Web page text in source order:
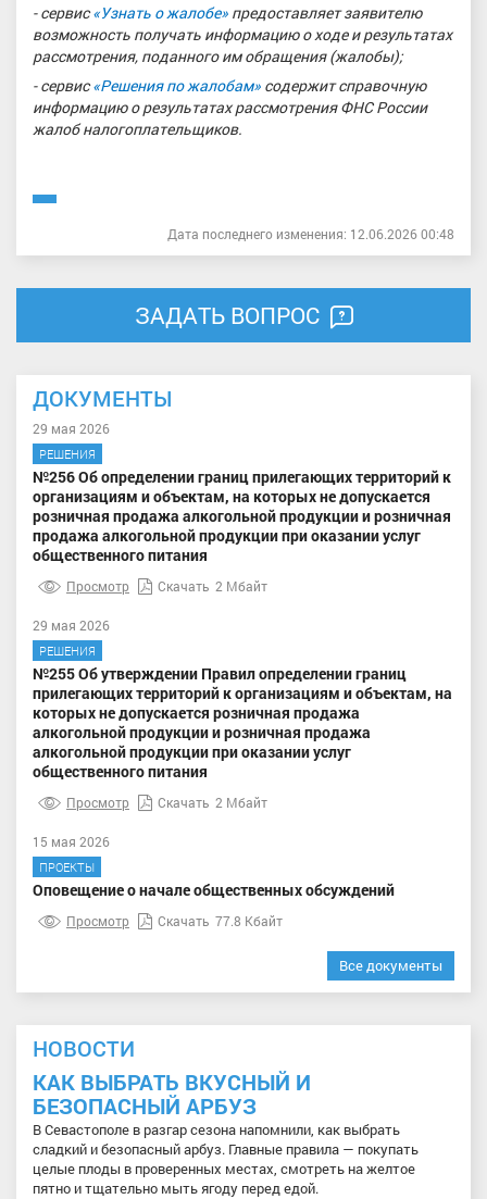
- сервис«Узнать о жалобе» предоставляет заявителю
возможность получать информацию о ходе и результатах
рассмотрения, поданного им обращения (жалобы);
- сервис«Решения по жалобам» содержит справочную
информацию о результатах рассмотрения ФНС России
жалоб налогоплательщиков.
Дата последнего изменения: 12.06.2026 00:48
ЗАДАТЬ ВОПРОС
ДОКУМЕНТЫ
29 мая 2026
РЕШЕНИЯ
№256 Об определении границ прилегающих территорий к
организациям и объектам, на которых не допускается
розничная продажа алкогольной продукции и розничная
продажа алкогольной продукции при оказании услуг
общественного питания
Просмотр Скачать 2 Мбайт
29 мая 2026
РЕШЕНИЯ
№255 Об утверждении Правил определении границ
прилегающих территорий к организациям и объектам, на
которых не допускается розничная продажа
алкогольной продукции и розничная продажа
алкогольной продукции при оказании услуг
общественного питания
Просмотр Скачать 2 Мбайт
15 мая 2026
ПРОЕКТЫ
Оповещение о начале общественных обсуждений
Просмотр Скачать 77.8 Кбайт
Все документы
НОВОСТИ
КАК ВЫБРАТЬ ВКУСНЫЙ И
БЕЗОПАСНЫЙ АРБУЗ
В Севастополе в разгар сезона напомнили, как выбрать
сладкий и безопасный арбуз. Главные правила — покупать
целые плоды в проверенных местах, смотреть на желтое
пятно и тщательно мыть ягоду перед едой.